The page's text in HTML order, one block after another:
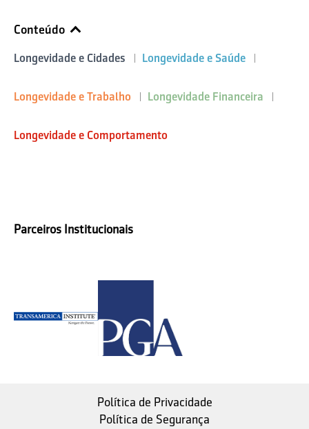
Conteúdo
Longevidade e Cidades Longevidade e Saúde
Longevidade e Trabalho Longevidade Financeira
Longevidade e Comportamento
Parceiros Institucionais
Política de Privacidade
Política de Segurança